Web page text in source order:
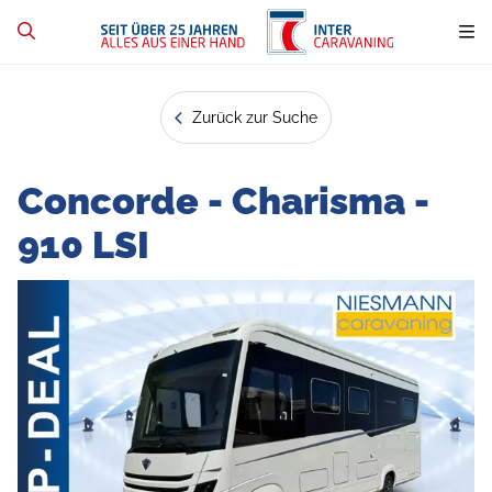
Zurück zur Suche
Concorde - Charisma -
910 LSI